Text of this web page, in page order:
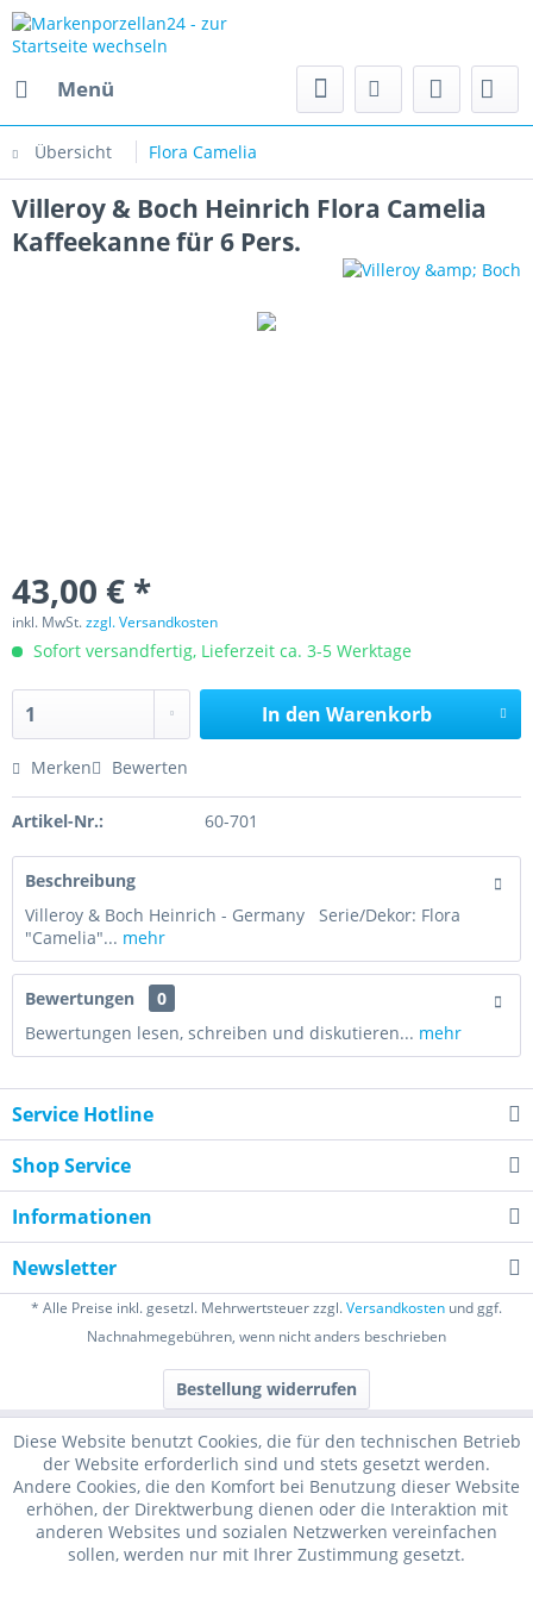
Menü
Übersicht Flora Camelia
Villeroy & Boch Heinrich Flora Camelia
Kaffeekanne für 6 Pers.
43,00 € *
inkl. MwSt.zzgl. Versandkosten
Sofort versandfertig, Lieferzeit ca. 3-5 Werktage
In den Warenkorb
Merken Bewerten
Artikel-Nr.: 60-701
Beschreibung
Villeroy & Boch Heinrich - Germany Serie/Dekor: Flora
"Camelia"... mehr
Bewertungen
0
Bewertungen lesen, schreiben und diskutieren... mehr
Service Hotline
Shop Service
Informationen
Newsletter
* Alle Preise inkl. gesetzl. Mehrwertsteuer zzgl.Versandkosten und ggf.
Nachnahmegebühren, wenn nicht anders beschrieben
Bestellung widerrufen
Diese Website benutzt Cookies, die für den technischen Betrieb
der Website erforderlich sind und stets gesetzt werden.
Andere Cookies, die den Komfort bei Benutzung dieser Website
erhöhen, der Direktwerbung dienen oder die Interaktion mit
anderen Websites und sozialen Netzwerken vereinfachen
sollen, werden nur mit Ihrer Zustimmung gesetzt.